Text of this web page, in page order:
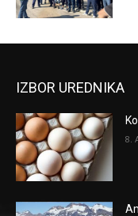
IZBOR UREDNIKA
8.